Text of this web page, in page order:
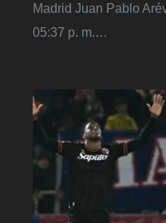
Madrid Juan Pablo
05:37 p. m.…